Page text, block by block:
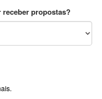
receber propostas?